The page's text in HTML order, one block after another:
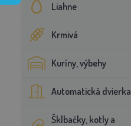
Liahne
Krmivá
Kuríny, výbehy
Automatická dvierka
Šklbačky, kotly a